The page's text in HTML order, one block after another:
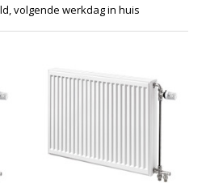
volgende werkdag in huis